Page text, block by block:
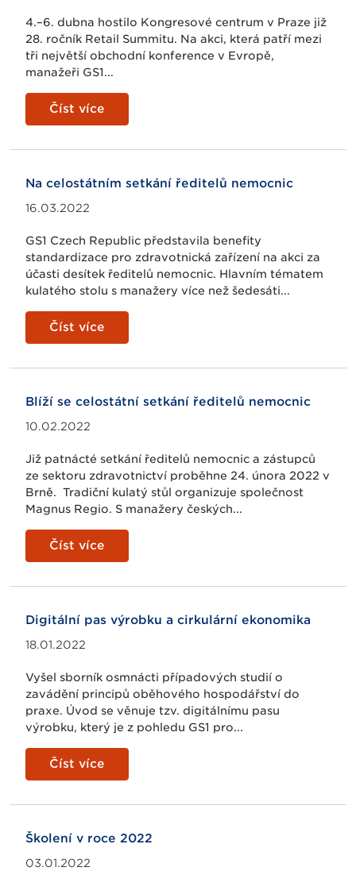
4.–6. dubna hostilo Kongresové centrum v Praze již
28. ročník Retail Summitu. Na akci, která patří mezi
tři největší obchodní konference v Evropě,
manažeři GS1...
Číst více
Na celostátním setkání ředitelů nemocnic
16.03.2022
GS1 Czech Republic představila benefity
standardizace pro zdravotnická zařízení na akci za
účasti desítek ředitelů nemocnic. Hlavním tématem
kulatého stolu s manažery více než šedesáti...
Číst více
Blíží se celostátní setkání ředitelů nemocnic
10.02.2022
Již patnácté setkání ředitelů nemocnic a zástupců
ze sektoru zdravotnictví proběhne 24. února 2022 v
Brně. Tradiční kulatý stůl organizuje společnost
Magnus Regio. S manažery českých...
Číst více
Digitální pas výrobku a cirkulární ekonomika
18.01.2022
Vyšel sborník osmnácti případových studií o
zavádění principů oběhového hospodářství do
praxe. Úvod se věnuje tzv. digitálnímu pasu
výrobku, který je z pohledu GS1 pro...
Číst více
Školení v roce 2022
03.01.2022